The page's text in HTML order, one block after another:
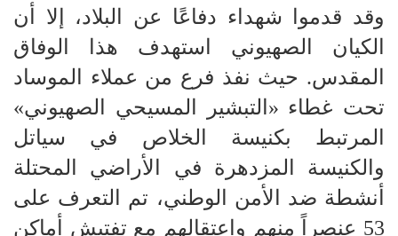
وقد قدموا شهداء دفاعًا عن البلاد، إلا أن
الكيان الصهيوني استهدف هذا الوفاق
المقدس. حيث نفذ فرع من عملاء الموساد
تحت غطاء «التبشير المسيحي الصهيوني»
المرتبط بكنيسة الخلاص في سياتل
والكنيسة المزدهرة في الأراضي المحتلة
أنشطة ضد الأمن الوطني، تم التعرف على
53 عنصراً منهم واعتقالهم مع تفتيش أماكن